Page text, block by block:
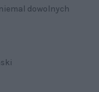
dowolnych